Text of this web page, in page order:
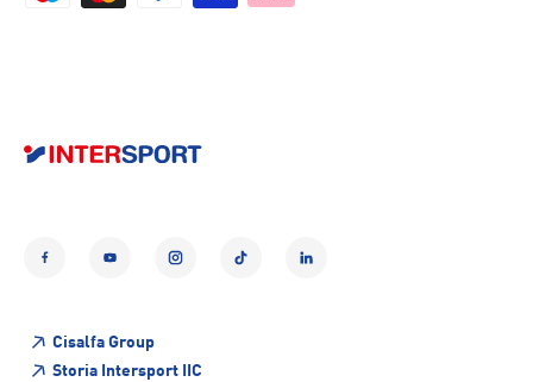
YouTubeInstagramTikTok LinkedIn
Cisalfa Group
Storia Intersport IIC